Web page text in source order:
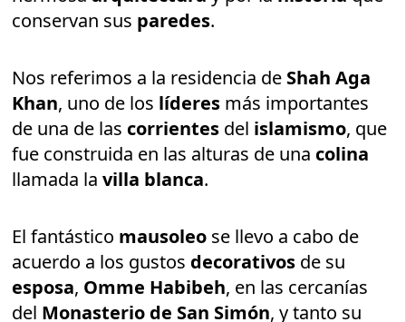
conservan sus paredes.
Nos referimos a la residencia de Shah Aga
Khan, uno de los líderes más importantes
de una de las corrientes del islamismo, que
fue construida en las alturas de una colina
llamada lavilla blanca.
El fantástico mausoleo se llevo a cabo de
acuerdo a los gustos decorativos de su
esposa, Omme Habibeh, en las cercanías
del Monasterio de San Simón, y tanto su